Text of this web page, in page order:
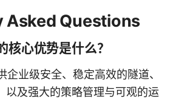
Asked Questions
心优势是什么？
业级安全、稳定高效的隧道、
以及强大的策略管理与可观的运